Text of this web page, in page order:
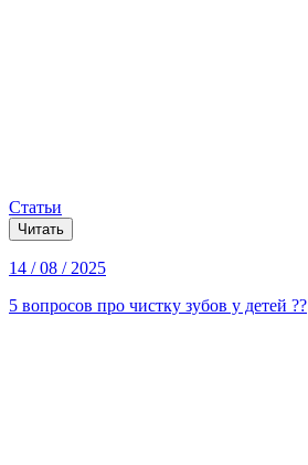
Статьи
Читать
14 / 08 / 2025
5 вопросов про чистку зубов у детей ??